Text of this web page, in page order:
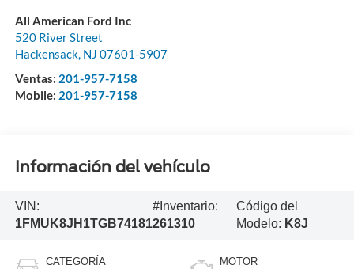
All American Ford Inc
520 River Street
Hackensack, NJ 07601-5907
Ventas: 201-957-7158
Mobile: 201-957-7158
Información del vehículo
VIN:
1FMUK8JH1TGB74181
#Inventario:
261310
Código del
Modelo: K8J
CATEGORÍA MOTOR